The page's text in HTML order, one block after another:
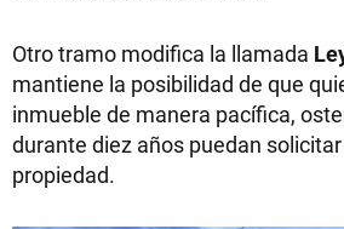
Otro tramo modifica la llamada
mantiene la posibilidad de que
inmueble de manera pacífica,
durante diez años puedan
propiedad.